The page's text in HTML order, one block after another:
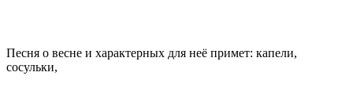
Песня о весне и характерных для неё примет: капели,
сосульки,